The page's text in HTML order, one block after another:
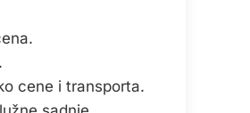
cene i transporta.